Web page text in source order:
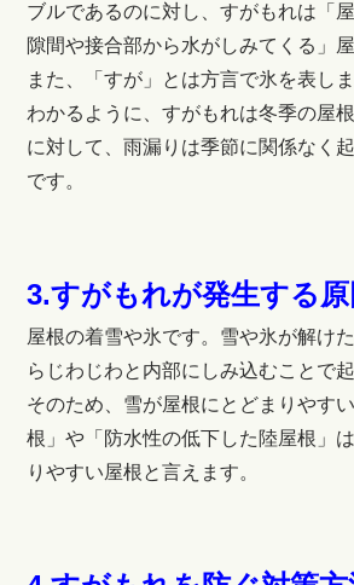
ブルであるのに対し、すがもれは「
隙間や接合部から水がしみてくる」
また、「すが」とは方言で氷を表し
わかるように、すがもれは冬季の屋
に対して、雨漏りは季節に関係なく
です。
3.すがもれが発生する原
屋根の着雪や氷です。雪や氷が解け
らじわじわと内部にしみ込むことで起
そのため、雪が屋根にとどまりやす
根」や「防水性の低下した陸屋根」
りやすい屋根と言えます。